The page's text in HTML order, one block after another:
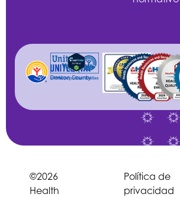
©2026
Health
Política de
privacidad